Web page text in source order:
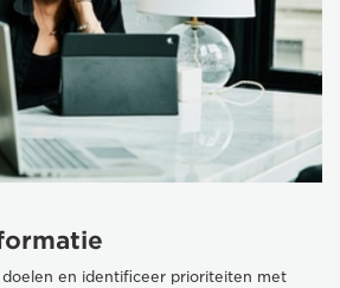
en identificeer prioriteiten met